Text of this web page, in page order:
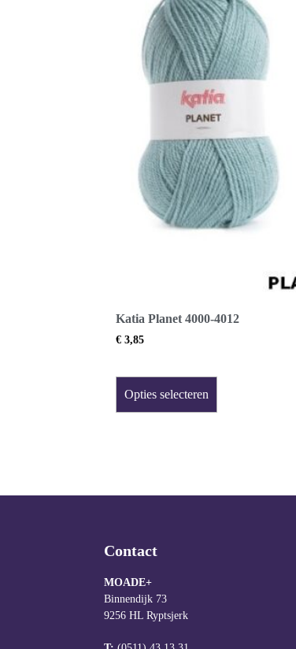
Katia Planet 4000-4012
€ 3,85
Opties selecteren
Contact
MOADE+
Binnendijk 73
9256 HL Ryptsjerk